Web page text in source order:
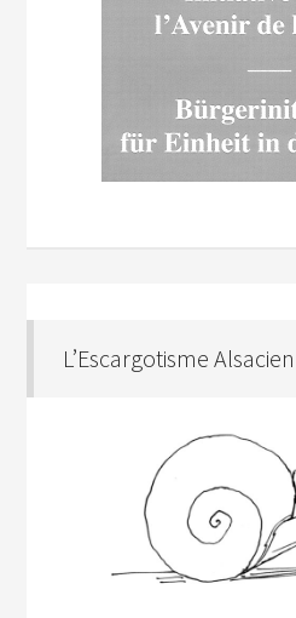
L’Escargotisme Alsacien